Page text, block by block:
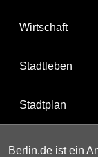
Wirtschaft
Stadtleben
Stadtplan
Berlin.de ist ein